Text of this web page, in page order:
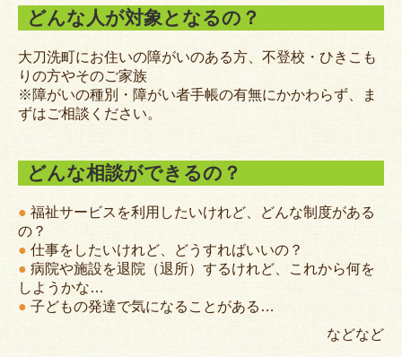
ボランティアに関心のある方へ
ボランティアセンター
ボランティアグループの紹介
要援護者見守りネットワーク
共同募金
講座・イベント
広報紙
どんな人が対象となるの？
大刀洗町にお住いの障がいのある方、不登校・ひきこも
りの方やそのご家族
※障がいの種別・障がい者手帳の有無にかかわらず、ま
ずはご相談ください。
どんな相談ができるの？
● 福祉サービスを利用したいけれど、どんな制度がある
の？
● 仕事をしたいけれど、どうすればいいの？
● 病院や施設を退院（退所）するけれど、これから何を
しようかな…
● 子どもの発達で気になることがある…
などなど